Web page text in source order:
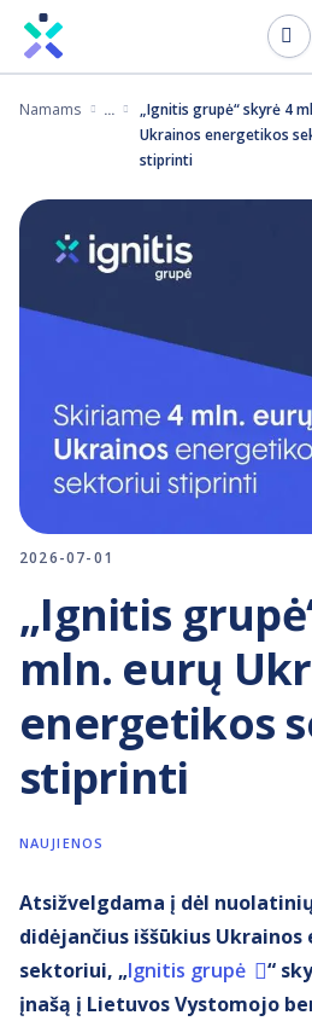
Pereiti
turinį
Namams
„Ignitis grupė“ skyrė 4
Ukrainos energetikos
stiprinti
2026-07-01
„Ignitis
mln. eurų
energetikos
stiprinti
NAUJIENOS
Atsižvelgdama į dėl
didėjančius iššūkius
sektoriui, „Ignitis grupė
“
įnašą į Lietuvos Vystomojo